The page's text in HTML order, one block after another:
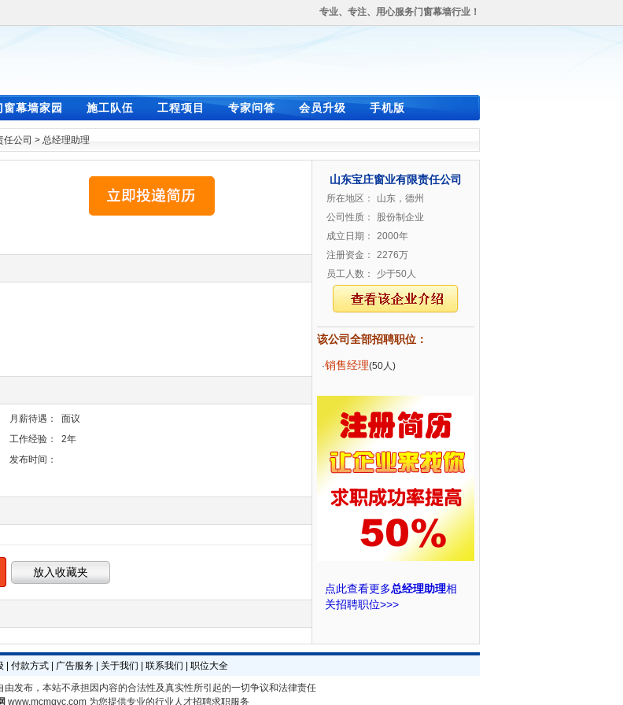
专业、专注、用心服务门窗幕墙行业！
窗幕墙家园 施工队伍 工程项目 专家问答 会员升级 手机版
任公司 > 总经理助理
月薪待遇：
面议
工作经验：
2年
发布时间：
山东宝庄窗业有限责任公司
所在地区：
山东，德州
公司性质：
股份制企业
成立日期：
2000年
注册资金：
2276万
员工人数：
少于50人
该公司全部招聘职位：
·销售经理(50人)
点此查看更多总经理助理相
关招聘职位>>>
付款方式| 广告服务| 关于我们 联系我们
职位大全
由发布，本站不承担因内容的合法性及真实性所引起的一切争议和法律责任
www.mcmqyc.com 为您提供专业的行业人才招聘求职服务